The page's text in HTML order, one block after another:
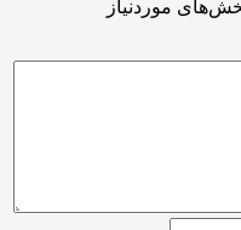
موردنیاز